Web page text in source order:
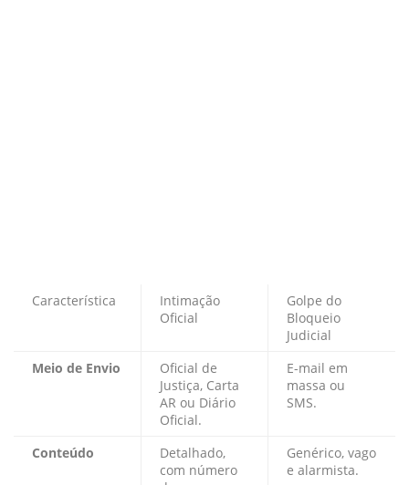
Característica
Intimação
Oficial
Golpe do
Bloqueio
Judicial
Meio de Envio
Oficial de
Justiça, Carta
AR ou Diário
Oficial.
E-mail em
massa ou
SMS.
Conteúdo
Detalhado,
com número
Genérico, vago
e alarmista.